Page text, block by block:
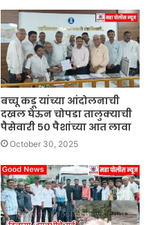
बच्चू कडू यांच्या आंदोलनाची
दखल घेऊन चोपडा तालुक्याची
पैसेवारी ५० पैशांच्या आत लावा
October 30, 2025